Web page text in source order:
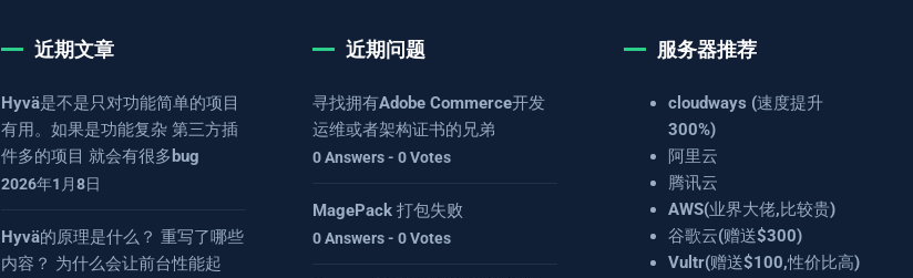
近期文章
Hyvä是不是只对功能简单的项目
有用。如果是功能复杂 第三方插
件多的项目 就会有很多bug
2026年1月8日
Hyvä的原理是什么？ 重写了哪些
内容？ 为什么会让前台性能起
近期问题
寻找拥有Adobe Commerce开发
运维或者架构证书的兄弟
0 Answers - 0 Votes
MagePack 打包失败
0 Answers - 0 Votes
服务器推荐
cloudways (速度提升
300%)
阿里云
腾讯云
AWS(业界大佬,比较贵)
谷歌云(赠送$300)
Vultr(赠送$100,性价比高)